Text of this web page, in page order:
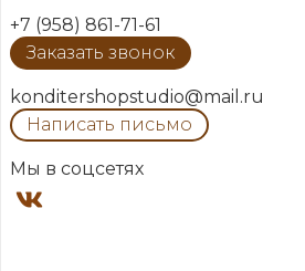
+7 (958) 861-71-61
Заказать звонок
konditershopstudio@mail.ru
Написать письмо
Мы в соцсетях